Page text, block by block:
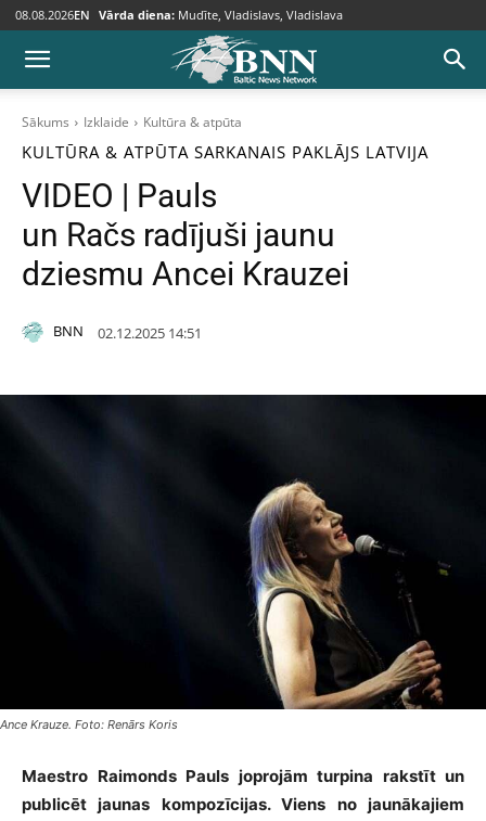
08.08.2026EN Vārda diena: Mudīte, Vladislavs, Vladislava
Sākums Izklaide Kultūra & atpūta
KULTŪRA & ATPŪTA SARKANAIS PAKLĀJS LATVIJA
VIDEO | Pauls
un Račs radījuši jaunu
dziesmu Ancei Krauzei
BNN 02.12.2025 14:51
Ance Krauze. Foto: Renārs Koris
Maestro Raimonds Pauls joprojām turpina rakstīt un
publicēt jaunas kompozīcijas. Viens no jaunākajiem